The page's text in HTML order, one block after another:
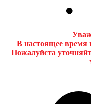
В настоящее время
Пожалуйста